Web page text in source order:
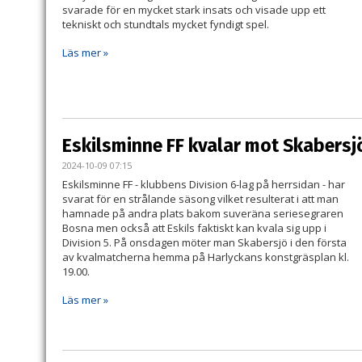
svarade för en mycket stark insats och visade upp ett
tekniskt och stundtals mycket fyndigt spel.
Läs mer »
Eskilsminne FF kvalar mot
2024-10-09 07:15
Eskilsminne FF - klubbens Division 6-lag på herrsidan - har
svarat för en strålande säsong vilket resulterat i att man
hamnade på andra plats bakom suveräna seriesegraren
Bosna men också att Eskils faktiskt kan kvala sig upp i
Division 5. På onsdagen möter man Skabersjö i den första
av kvalmatcherna hemma på Harlyckans konstgräsplan kl.
19.00.
Läs mer »